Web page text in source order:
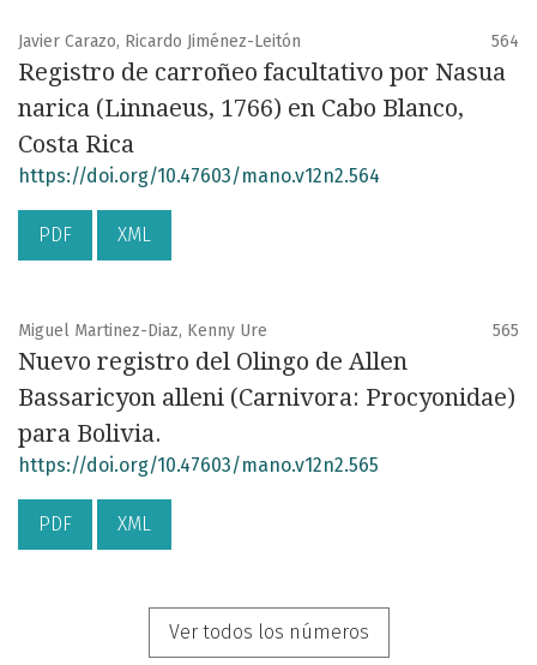
Javier Carazo, Ricardo Jiménez-Leitón 564
Registro de carroñeo facultativo por Nasua
narica (Linnaeus, 1766) en Cabo Blanco,
Costa Rica
https://doi.org/10.47603/mano.v12n2.564
PDF XML
Miguel Martinez-Diaz, Kenny Ure 565
Nuevo registro del Olingo de Allen
Bassaricyon alleni (Carnivora: Procyonidae)
para Bolivia.
https://doi.org/10.47603/mano.v12n2.565
PDF XML
Ver todos los números